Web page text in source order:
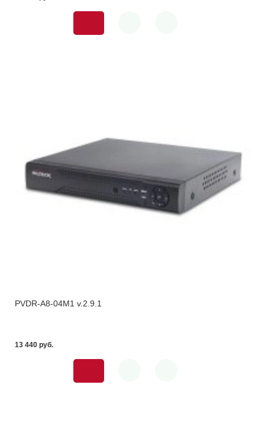
PVDR-A8-04M1 v.2.9.1
13 440 pуб.